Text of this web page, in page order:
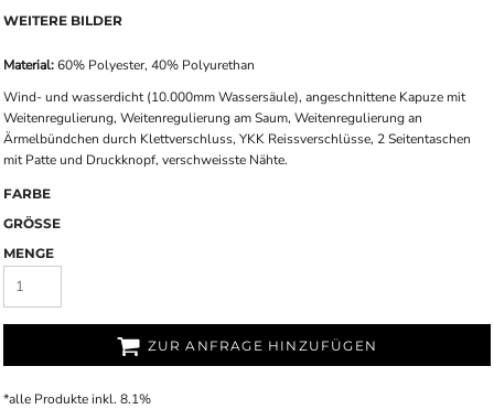
WEITERE BILDER
Material:60% Polyester, 40% Polyurethan
Wind- und wasserdicht (10.000mm Wassersäule), angeschnittene Kapuze mit
Weitenregulierung, Weitenregulierung am Saum, Weitenregulierung an
Ärmelbündchen durch Klettverschluss, YKK Reissverschlüsse, 2 Seitentaschen
mit Patte und Druckknopf, verschweisste Nähte.
FARBE
GRÖSSE
MENGE
ZUR ANFRAGE HINZUFÜGEN
*alle Produkte inkl. 8.1%